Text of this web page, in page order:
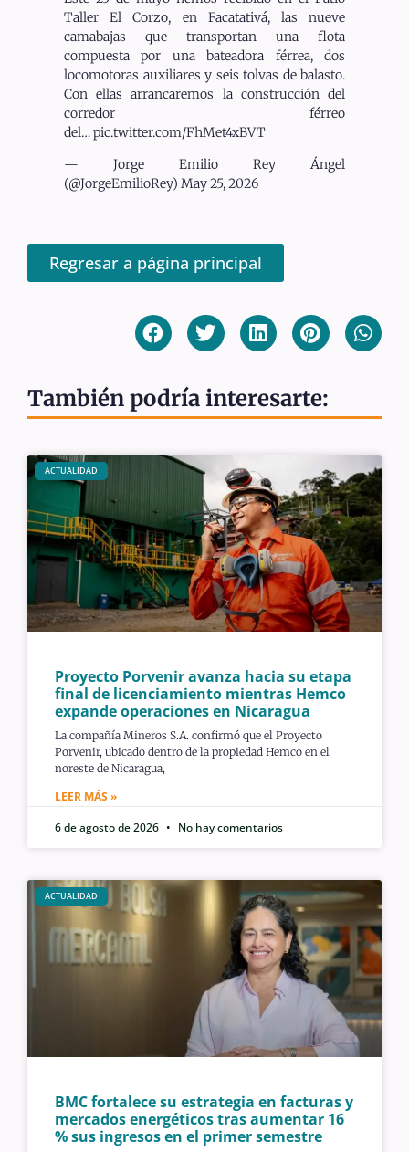
Taller El Corzo, en Facatativá, las nueve
camabajas que transportan una flota
compuesta por una bateadora férrea, dos
locomotoras auxiliares y seis tolvas de balasto.
Con ellas arrancaremos la construcción del
corredor férreo
del… pic.twitter.com/FhMet4xBVT
— Jorge Emilio Rey Ángel
(@JorgeEmilioRey) May 25, 2026
Regresar a página principal
También podría interesarte:
ACTUALIDAD
Proyecto Porvenir avanza hacia su etapa
final de licenciamiento mientras Hemco
expande operaciones en Nicaragua
La compañía Mineros S.A. confirmó que el Proyecto
Porvenir, ubicado dentro de la propiedad Hemco en el
noreste de Nicaragua,
LEER MÁS »
6 de agosto de 2026
No hay comentarios
ACTUALIDAD
BMC fortalece su estrategia en facturas y
mercados energéticos tras aumentar 16
% sus ingresos en el primer semestre